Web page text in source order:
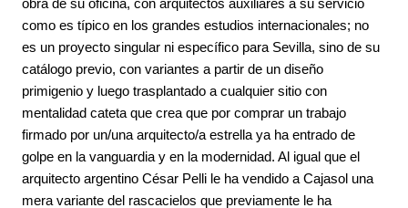
obra de su oficina, con arquitectos auxiliares a su servicio
como es típico en los grandes estudios internacionales; no
es un proyecto singular ni específico para Sevilla, sino de su
catálogo previo, con variantes a partir de un diseño
primigenio y luego trasplantado a cualquier sitio con
mentalidad cateta que crea que por comprar un trabajo
firmado por un/una arquitecto/a estrella ya ha entrado de
golpe en la vanguardia y en la modernidad. Al igual que el
arquitecto argentino César Pelli le ha vendido a Cajasol una
mera variante del rascacielos que previamente le ha